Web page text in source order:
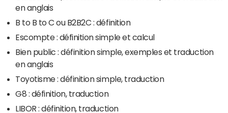
en anglais
B to B to C ou B2B2C : définition
Escompte : définition simple et calcul
Bien public : définition simple, exemples et traduction
en anglais
Toyotisme : définition simple, traduction
G8 : définition, traduction
LIBOR : définition, traduction